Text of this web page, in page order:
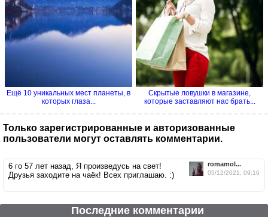
Ещё 10 уникальных мест планеты, в
которых глаза...
Скрытые ловушки в магазине,
которые заставляют нас брать...
Только зарегистрированные и авторизованные
пользователи могут оставлять комментарии.
romamol...
05/12/2021, 09:16
6 го 57 лет назад, Я произведусь на свет!
Друзья заходите на чаёк! Всех приглашаю. :)
Последние комментарии